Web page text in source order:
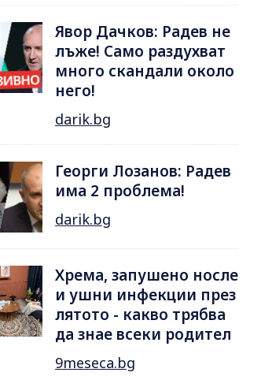
Явор Дачков: Радев не
лъже! Само раздухват
много скандали около
него!
darik.bg
Георги Лозанов: Радев
има 2 проблема!
darik.bg
Хрема, запушено носле
и ушни инфекции през
лятотo - какво трябва
да знае всеки родител
9meseca.bg